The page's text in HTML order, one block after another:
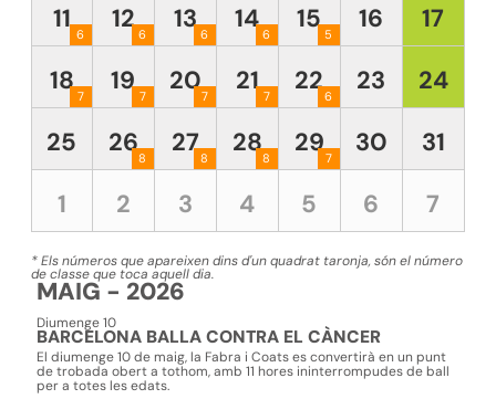
11 6 12 6 13 6 14 6 15 5 16
17
18 7 19 7 207 21 7 226 23
24
25
268 278 288 297 30
31
1
2 3 4 5 6 7
* Els números que apareixen dins d'un quadrat taronja, són el número
de classe que toca aquell dia.
MAIG - 2026
Diumenge 10
BARCELONA BALLA CONTRA EL CÀNCER
El diumenge 10 de maig, la Fabra i Coatses convertirà en un punt
de trobada obert a tothom, amb 11 hores ininterrompudes de ball
per a totes les edats.